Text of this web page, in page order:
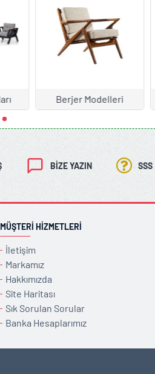
Masa Ayakları
BIZE YAZIN SSS
MÜŞTERI HIZMETLERI
İletişim
Markamız
Hakkımızda
Site Haritası
Sık Sorulan Sorular
Banka Hesaplarımız